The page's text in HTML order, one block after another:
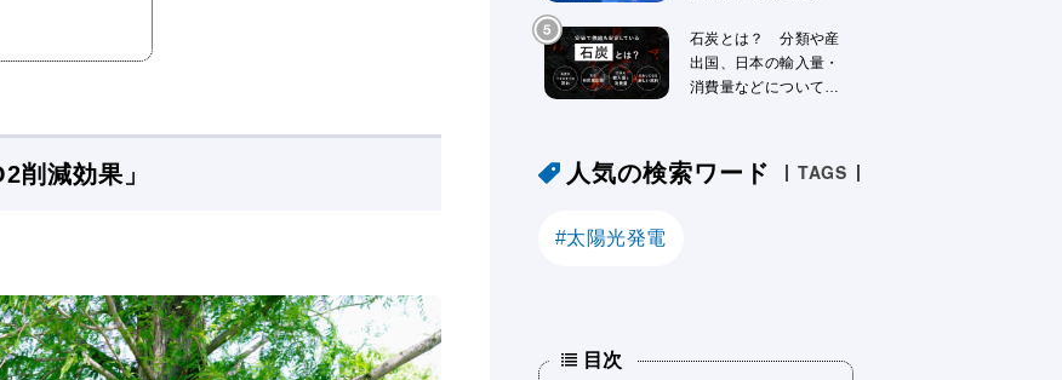
削減効果」
石炭とは？ 分類や産
出国、日本の輸入量・
消費量などについて解
人気の検索ワード TAGS
太陽光発電
目次